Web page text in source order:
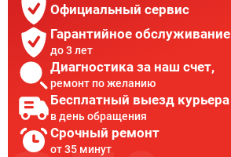
Официальный сервис
Гарантийное обслуживание
до 3 лет
Диагностика за наш счет,
ремонт по желанию
Бесплатный выезд курьера
в день обращения
Срочный ремонт
от 35 минут